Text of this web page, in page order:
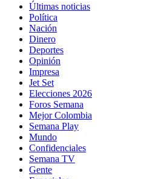
Últimas noticias
Política
Nación
Dinero
Deportes
Opinión
Impresa
Jet Set
Elecciones 2026
Foros Semana
Mejor Colombia
Semana Play
Mundo
Confidenciales
Semana TV
Gente